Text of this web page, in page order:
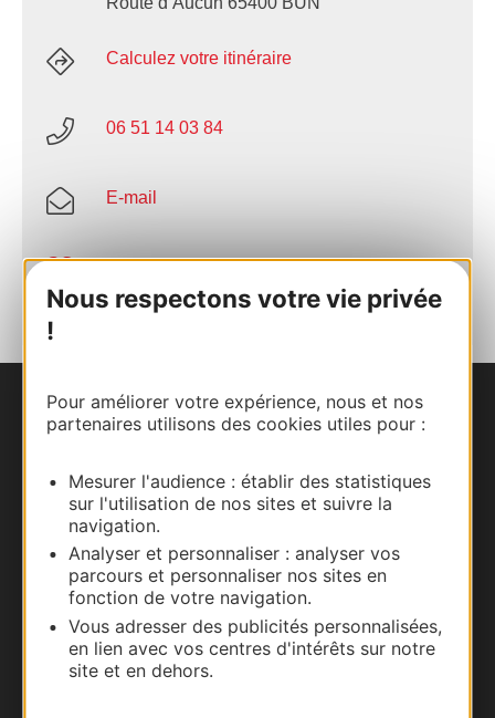
Nous respectons votre vie privée
!
Pour améliorer votre expérience, nous et nos
partenaires utilisons des cookies utiles pour :
Mesurer l'audience : établir des statistiques
sur l'utilisation de nos sites et suivre la
navigation.
Analyser et personnaliser : analyser vos
parcours et personnaliser nos sites en
fonction de votre navigation.
Vous adresser des publicités personnalisées,
en lien avec vos centres d'intérêts sur notre
site et en dehors.
Calculez votre itinéraire
06 51 14 03 84
E-mail
AJOUTER
Nous contacter
Carte interactive
Documentation